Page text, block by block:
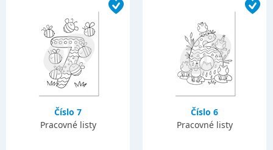
Číslo 7
Pracovné listy
Číslo 6
Pracovné listy